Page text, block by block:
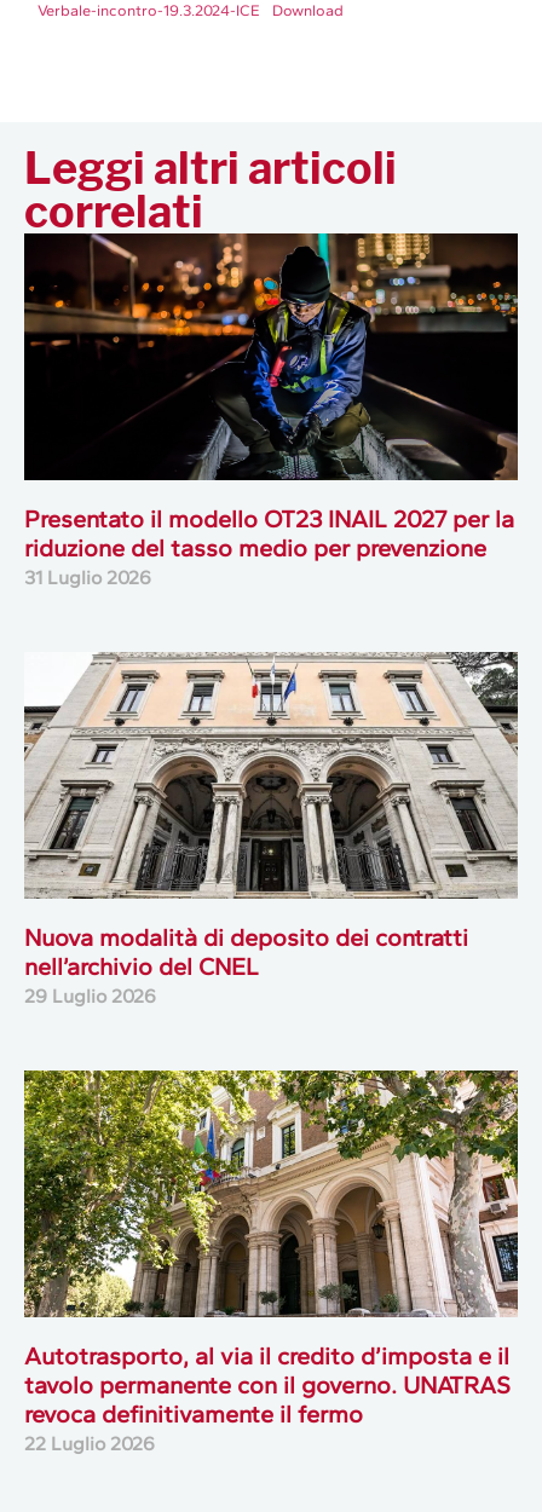
Verbale-incontro-19.3.2024-ICE
Download
Leggi altri articoli
correlati
Presentato il modello OT23 INAIL 2027 per la
riduzione del tasso medio per prevenzione
31 Luglio 2026
Nuova modalità di deposito dei contratti
nell’archivio del CNEL
29 Luglio 2026
Autotrasporto, al via il credito d’imposta e il
tavolo permanente con il governo. UNATRAS
revoca definitivamente il fermo
22 Luglio 2026